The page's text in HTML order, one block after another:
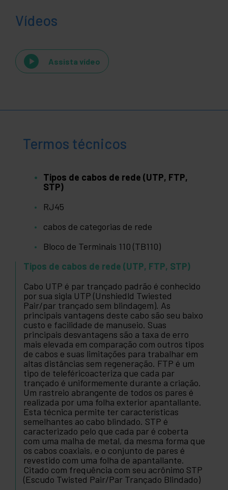
Vídeos
Assista vídeo
Termos técnicos
Tipos de cabos de rede (UTP, FTP,
STP)
RJ45
cabos de categorias de rede
Bloco de Terminais 110 (TB110)
Tipos de cabos de rede (UTP, FTP, STP)
Cabo UTP é par trançado padrão é conhecido
por sua sigla UTP (Unshiedld Twiested
Pair/par trançado sem blindagem). As
principais vantagens deste cabo são seu baixo
custo e facilidade de manuseio. Suas
principais desvantagens são a taxa de erro
mais elevada em comparação com outros tipos
de cabos e suas limitações para trabalhar em
altas distâncias sem regeneração. FTP é um
tipo de teleféricoacteriza que cada par
trançado é uniformemente durante a criação.
Um rastreio abrangente de todos os pares é
realizada por uma folha exterior apantallante.
Esta técnica permite ter características
semelhantes ao cabo blindado. STP é
caracterizado pelo que cada par é coberta
com uma malha de metal, da mesma forma que
os cabos coaxiais, e o conjunto de pares é
revestido com uma folha de apantallante.
Citado com frequência com seu acrônimo STP
(Escudo Twisted Pair/Par Trançado Blindado)